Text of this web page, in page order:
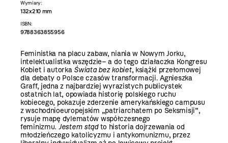
Wymiary:
132x210 mm
ISBN:
9788363855956
Feministka na placu zabaw, niania w Nowym Jorku,
intelektualistka wszędzie– a do tego działaczka Kongresu
Kobiet i autorka Świata bez kobiet, książki przełomowej
dla debaty o Polsce czasów transformacji. Agnieszka
Graff, jedna z najbardziej wyrazistych publicystek
ostatnich lat, opowiada historię polskiego ruchu
kobiecego, pokazuje zderzenie amerykańskiego campusu
z wschodnioeuropejskim „patriarchatem po Seksmisji”,
rysuje mapę dylematów współczesnego
feminizmu. Jestem stądto historia dojrzewania od
młodzieńczego katolicyzmu i antykomunizmu, przez